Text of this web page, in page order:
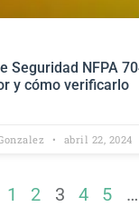
Seguridad NFPA
y cómo verificarlo
abril 22, 2024
1 2 3 4 5 …